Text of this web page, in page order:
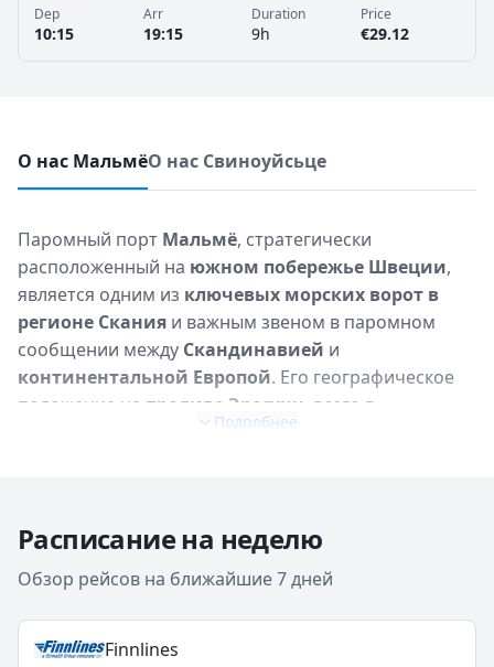
Dep
10:15
Arr
19:15
Duration
9h
Price
€29.12
О нас МальмёО нас Свиноуйсьце
Паромный порт Мальмё, стратегически
расположенный на южном побережье Швеции,
является одним из ключевых морских ворот в
регионе Скания и важным звеном в паромном
сообщении между Скандинавией и
континентальной Европой. Его географическое
положение на проливе Эресунн , всего в
Дании, делает его
значительную роль, особенно вгрузовых
перевозкахи в качествеальтернативного
маршрута
направлений. Для путешественниковМальмё
предлагаетудобный доступ к живописному
Подробнее
Расписание на неделю
Обзор рейсов на ближайшие 7 дней
Finnlines